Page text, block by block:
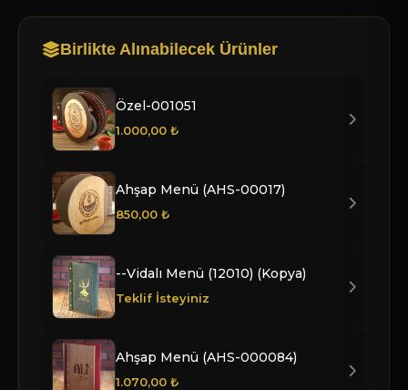
Birlikte Alınabilecek Ürünler
Özel-001051
1.000,00 ₺
Ahşap Menü (AHS-00017)
850,00 ₺
--Vidalı Menü (12010) (Kopya)
Teklif İsteyiniz
Ahşap Menü (AHS-000084)
1.070,00 ₺